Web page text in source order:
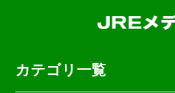
カテゴリ一覧